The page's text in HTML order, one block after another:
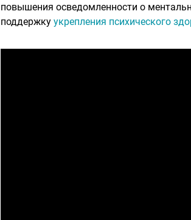
повышения осведомленности о
поддержку укрепления психического